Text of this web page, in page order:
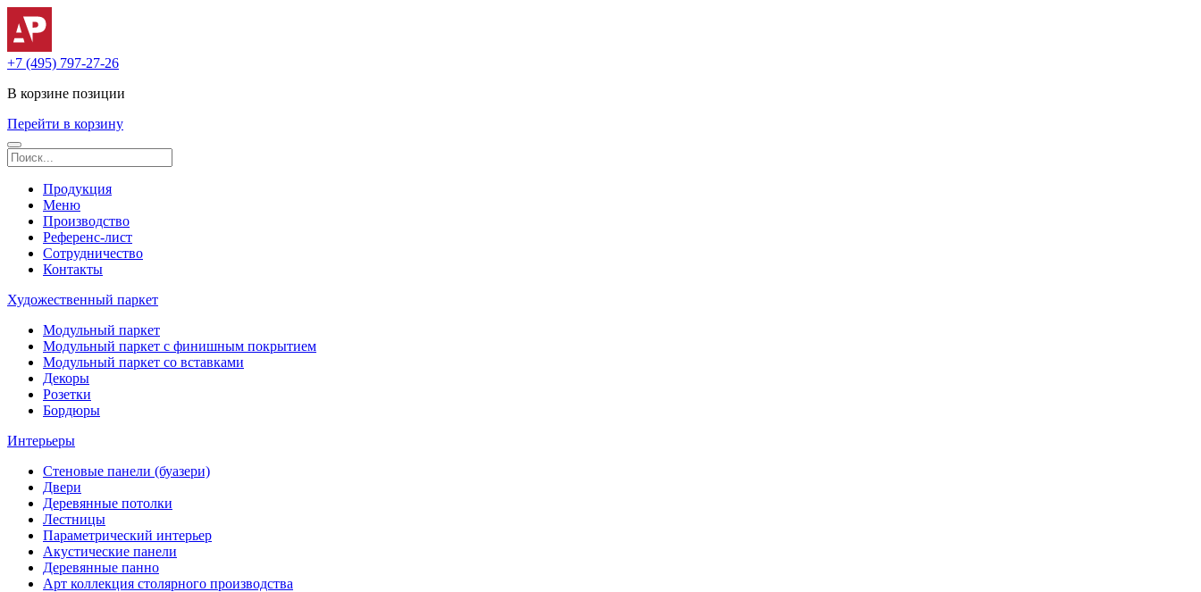
+7 (495) 797-27-26
В корзине позиции
Перейти в корзину
Продукция
Меню
Производство
Референс-лист
Сотрудничество
Контакты
Художественный паркет
Модульный паркет
Модульный паркет с финишным покрытием
Модульный паркет со вставками
Декоры
Розетки
Бордюры
Интерьеры
Стеновые панели (буазери)
Двери
Деревянные потолки
Лестницы
Параметрический интерьер
Акустические панели
Деревянные панно
Арт коллекция столярного производства